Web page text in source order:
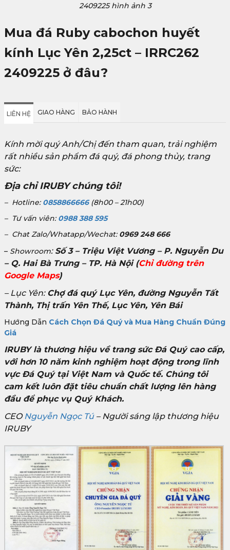
2409225 hình ảnh 3
Mua đá Ruby cabochon huyết
kính Lục Yên 2,25ct – IRRC262
2409225 ở đâu?
LIÊN HỆ GIAO HÀNG BẢO HÀNH
Kính mời quý Anh/Chị đến tham quan, trải nghiệm
rất nhiều sản phẩm đá quý, đá phong thủy, trang
sức:
Địa chỉ IRUBY chúng tôi!
– Hotline: 0858866666(8h00 – 21h00)
– Tư vấn viên: 0988 388 595
– Chat Zalo/Whatapp/Wechat: 0969 248 666
– Showroom: Số 3 – Triệu Việt Vương – P. Nguyễn Du
– Q. Hai Bà Trưng – TP. Hà Nội(Chỉ đường trên
Google Maps)
– Lục Yên: Chợ đá quý Lục Yên, đường Nguyễn Tất
Thành, Thị trấn Yên Thế, Lục Yên, Yên Bái
Hướng Dẫn Cách Chọn Đá Quý và Mua Hàng Chuẩn Đúng
Giá
IRUBY là thương hiệu về trang sức Đá Quý cao cấp,
với hơn 10 năm kinh nghiệm hoạt động trong lĩnh
vực Đá Quý tại Việt Nam và Quốc tế. Chúng tôi
cam kết luôn đặt tiêu chuẩn chất lượng lên hàng
đầu để phục vụ Quý Khách.
CEONguyễn Ngọc Tú– Người sáng lập thương hiệu
IRUBY